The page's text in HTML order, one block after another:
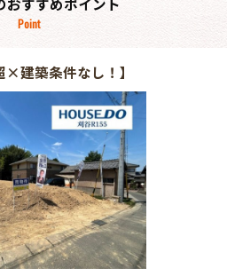
Point
×建築条件なし！】